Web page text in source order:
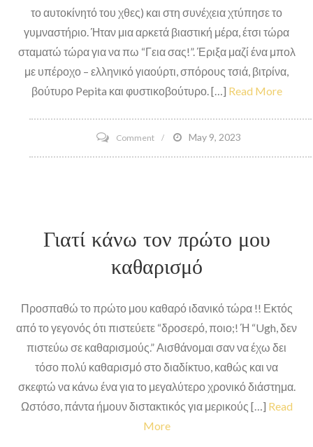
το αυτοκίνητό του χθες) και στη συνέχεια χτύπησε το
γυμναστήριο. Ήταν μια αρκετά βιαστική μέρα, έτσι τώρα
σταματώ τώρα για να πω “Γεια σας!”. Έριξα μαζί ένα μπολ
με υπέροχο – ελληνικό γιαούρτι, σπόρους τσιά, βιτρίνα,
βούτυρο Pepita και φυστικοβούτυρο. […] Read More
Commenton
Burger
May 9, 2023
Γιατί κάνω τον πρώτο μου
καθαρισμό
Προσπαθώ το πρώτο μου καθαρό ιδανικό τώρα !! Εκτός
από το γεγονός ότι πιστεύετε “δροσερό, ποιο;! Ή “Ugh, δεν
πιστεύω σε καθαρισμούς.” Αισθάνομαι σαν να έχω δει
τόσο πολύ καθαρισμό στο διαδίκτυο, καθώς και να
σκεφτώ να κάνω ένα για το μεγαλύτερο χρονικό διάστημα.
Ωστόσο, πάντα ήμουν διστακτικός για μερικούς […] Read
More